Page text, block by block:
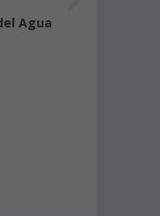
Agua